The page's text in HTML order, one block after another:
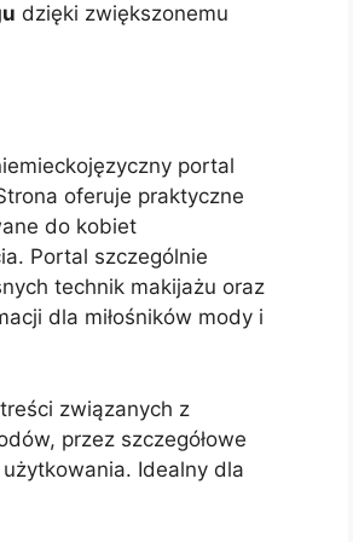
dzięki zwiększonemu
portal
oferuje praktyczne
do kobiet
Portal szczególnie
technik makijażu oraz
dla miłośników mody i
związanych z
przez szczegółowe
Idealny dla